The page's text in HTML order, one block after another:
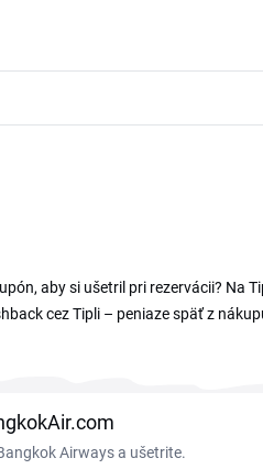
aby si ušetril pri rezervácii? Na
cez Tipli – peniaze späť z
Airways a ušetrite.